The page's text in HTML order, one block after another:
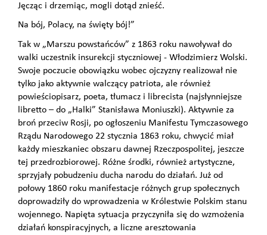
Jęcząc i drzemiąc, mogli dotąd znieść.
Na bój, Polacy, na święty bój!”
Tak w „Marszu powstańców” z 1863 roku nawoływał do
walki uczestnik insurekcji styczniowej - Włodzimierz Wolski.
Swoje poczucie obowiązku wobec ojczyzny realizował nie
tylko jako aktywnie walczący patriota, ale również
powieściopisarz, poeta, tłumacz i librecista (najsłynniejsze
libretto – do „Halki” Stanisława Moniuszki). Aktywnie za
broń przeciw Rosji, po ogłoszeniu Manifestu Tymczasowego
Rządu Narodowego 22 stycznia 1863 roku, chwycić miał
każdy mieszkaniec obszaru dawnej Rzeczpospolitej, jeszcze
tej przedrozbiorowej. Różne środki, również artystyczne,
sprzyjały pobudzeniu ducha narodu do działań. Już od
połowy 1860 roku manifestacje różnych grup społecznych
doprowadziły do wprowadzenia w Królestwie Polskim stanu
wojennego. Napięta sytuacja przyczyniła się do wzmożenia
działań konspiracyjnych, a liczne aresztowania